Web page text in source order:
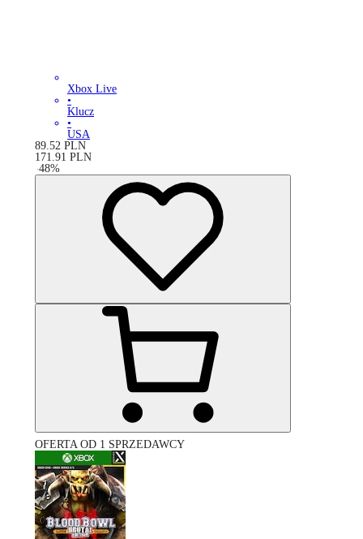
Xbox Live
•
Klucz
•
USA
89.52 PLN
171.91 PLN
-48%
OFERTA OD 1 SPRZEDAWCY